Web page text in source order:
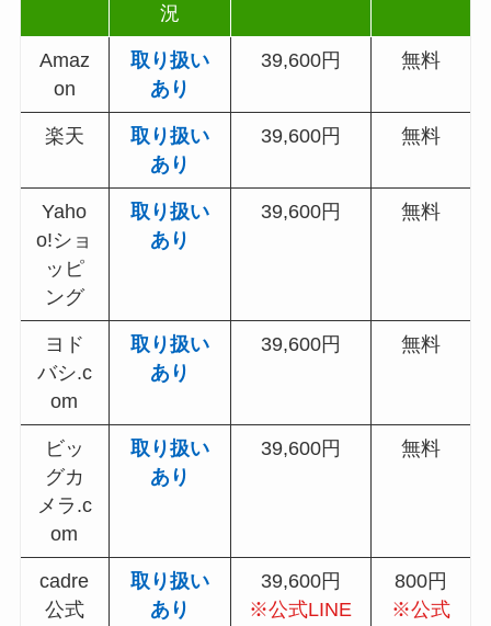
況
Amaz
on
取り扱い
あり
39,600円 無料
楽天
取り扱い
あり
39,600円 無料
Yaho
o!ショ
ッピ
ング
取り扱い
あり
39,600円 無料
ヨド
バシ.c
om
取り扱い
あり
39,600円 無料
ビッ
グカ
メラ.c
om
取り扱い
あり
39,600円 無料
cadre
公式
取り扱い
あり
39,600円
※公式LINE
800円
※公式